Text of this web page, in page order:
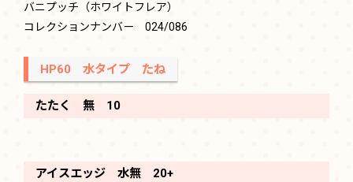
バニプッチ（ホワイトフレア）
コレクションナンバー 024/086
HP60 水タイプ たね
たたく 無 10
アイスエッジ 水無 20+